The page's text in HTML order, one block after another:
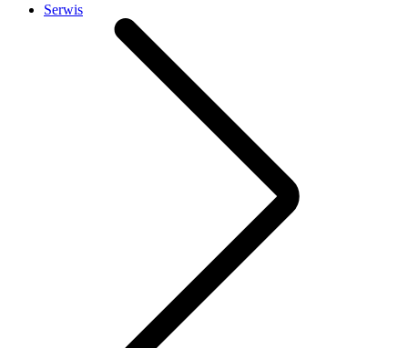
Serwis